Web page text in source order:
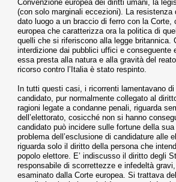
Convenzione europea dei diritti umani, la
(con solo marginali eccezioni). La
dato luogo a un braccio di ferro con la
europea che caratterizza ora la politica di
quelli che si riferiscono alla legge
interdizione dai pubblici uffici e conseguente
essa presta alla natura e alla gravità del
ricorso contro l’Italia è stato respinto.
In tutti questi casi, i ricorrenti lamentavano
candidato, pur normalmente collegato al
ragioni legate a condanne penali, riguarda
dell’elettorato, cosicché non si hanno
candidato può incidere sulle fortune della
problema dell’esclusione di candidature alle
riguarda solo il diritto della persona che
popolo elettore. E’ indiscusso il diritto degli
responsabile di scorrettezze e infedeltà
esaminato dalla Corte europea. Si trattava